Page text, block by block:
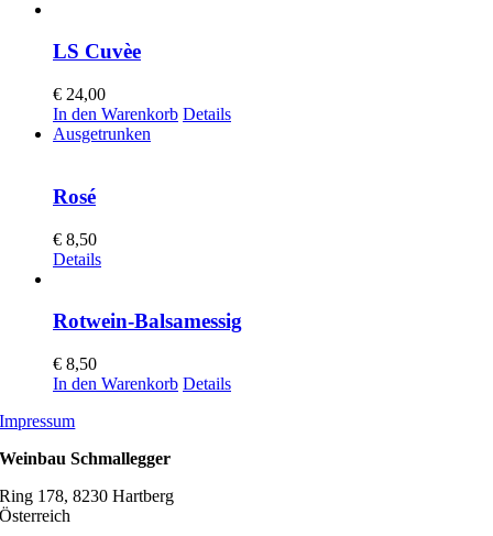
LS Cuvèe
€ 24,00
In den Warenkorb Details
Ausgetrunken
Rosé
€ 8,50
Details
Rotwein-Balsamessig
€ 8,50
In den Warenkorb Details
Impressum
Weinbau Schmallegger
Ring 178, 8230 Hartberg
Österreich